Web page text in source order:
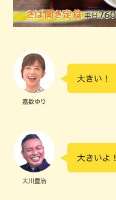
嘉数ゆり
大きい！
大川豊治
大きいよ！